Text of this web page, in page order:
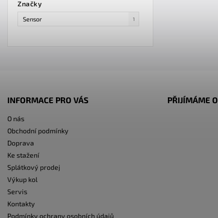
Značky
Sensor 1
INFORMACE PRO VÁS
O nás
Obchodní podmínky
Doprava
Ke stažení
Splátkový prodej
Výkup kol
Servis
Kontakty
Podmínky ochrany osobních údajů
PŘIJÍMÁME